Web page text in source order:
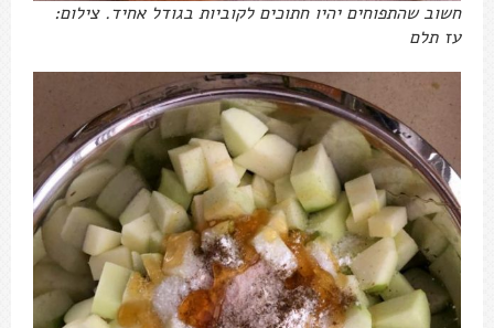
חשוב שהתפוחים יהיו חתוכים לקוביות בגודל אחיד. צילום:
עז תלם